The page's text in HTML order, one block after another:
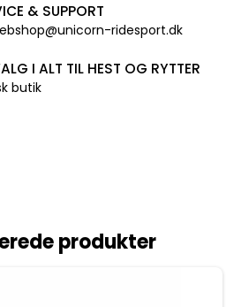
& SUPPORT
ridesport.dk
I ALT TIL HEST OG RYTTER
butik
produkter